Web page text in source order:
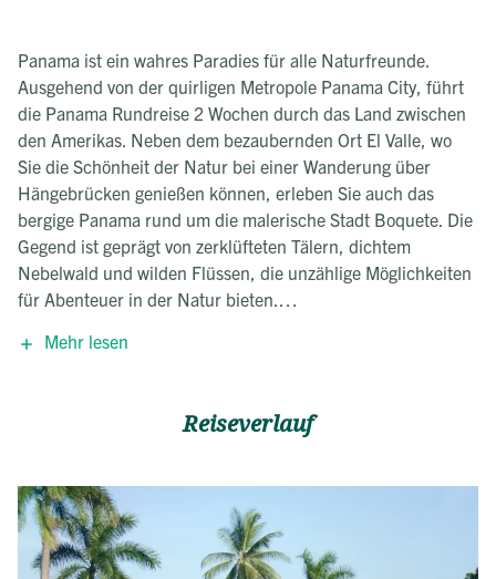
Panama ist ein wahres Paradies für alle Naturfreunde.
Ausgehend von der quirligen Metropole Panama City, führt
die Panama Rundreise 2 Wochen durch das Land zwischen
den Amerikas. Neben dem bezaubernden Ort El Valle, wo
Sie die Schönheit der Natur bei einer Wanderung über
Hängebrücken genießen können, erleben Sie auch das
bergige Panama rund um die malerische Stadt Boquete. Die
Gegend ist geprägt von zerklüfteten Tälern, dichtem
Nebelwald und wilden Flüssen, die unzählige Möglichkeiten
für Abenteuer in der Natur bieten.
Die Unterwasserwelt der Isla Coiba wartet als weiteres
karibische Flair, das an den meisten Stränden herrscht, und
Nach einem entspannten Drink in der Hängematte und
einem erfrischenden Sprung ins kühle Wasser fühlen Sie
sich wie ein neuer Mensch.
Mehr lesen
Reiseverlauf